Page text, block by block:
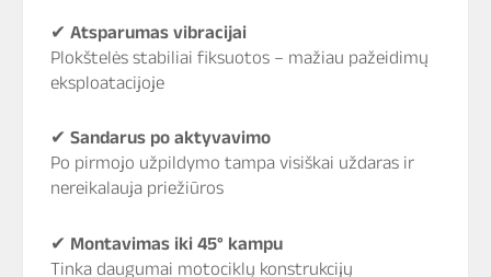
✔ Atsparumas vibracijai
Plokštelės stabiliai fiksuotos – mažiau pažeidimų
eksploatacijoje
✔ Sandarus po aktyvavimo
Po pirmojo užpildymo tampa visiškai uždaras ir
nereikalauja priežiūros
✔ Montavimas iki 45° kampu
Tinka daugumai motociklų konstrukcijų